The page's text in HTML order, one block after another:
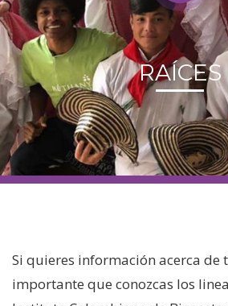
Home
Quiénes Somos
Apoyo en tu
RAÍCES
Si quieres información acerca de
importante que conozcas los